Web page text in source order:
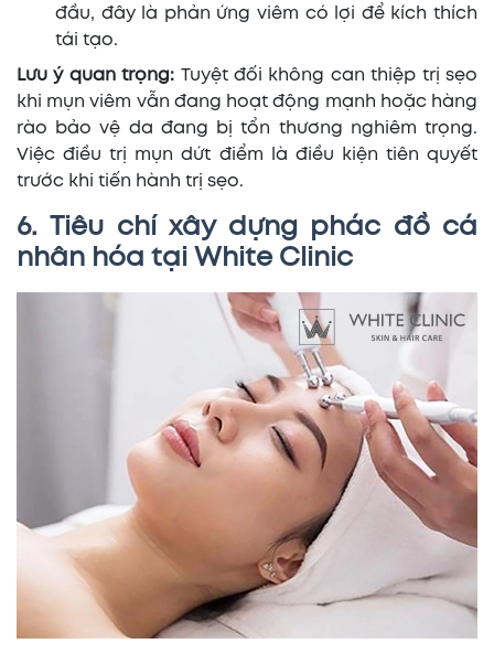
đầu, đây là phản ứng viêm có lợi để kích thích
tái tạo.
Lưu ý quan trọng: Tuyệt đối không can thiệp trị sẹo
khi mụn viêm vẫn đang hoạt động mạnh hoặc hàng
rào bảo vệ da đang bị tổn thương nghiêm trọng.
Việc điều trị mụn dứt điểm là điều kiện tiên quyết
trước khi tiến hành trị sẹo.
6. Tiêu chí xây dựng phác đồ cá
nhân hóa tại White Clinic